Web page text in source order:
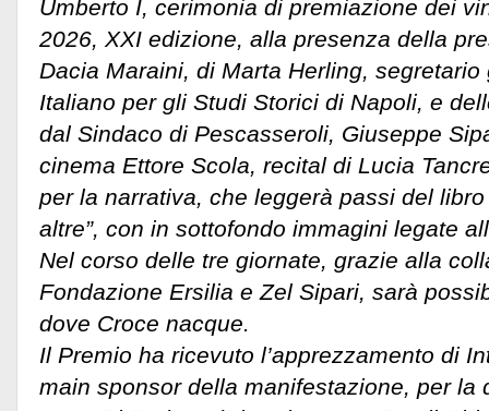
Umberto I, cerimonia di premiazione dei
2026, XXI edizione, alla presenza della
Dacia Maraini, di Marta Herling, segretario
Italiano per gli Studi Storici di Napoli, e
dal Sindaco di Pescasseroli, Giuseppe
cinema Ettore Scola, recital di Lucia
per la narrativa, che leggerà passi del
altre”, con in sottofondo immagini legate
Nel corso delle tre giornate, grazie alla
Fondazione Ersilia e Zel Sipari, sarà
dove Croce nacque.
Il Premio ha ricevuto l’apprezzamento di
main sponsor della manifestazione, per la